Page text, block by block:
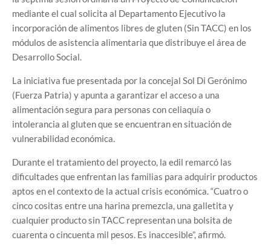
mediante el cual solicita al Departamento Ejecutivo la
incorporación de alimentos libres de gluten (Sin TACC) en los
módulos de asistencia alimentaria que distribuye el área de
Desarrollo Social.
La iniciativa fue presentada por la concejal Sol Di Gerónimo
(Fuerza Patria) y apunta a garantizar el acceso a una
alimentación segura para personas con celiaquía o
intolerancia al gluten que se encuentran en situación de
vulnerabilidad económica.
Durante el tratamiento del proyecto, la edil remarcó las
dificultades que enfrentan las familias para adquirir productos
aptos en el contexto de la actual crisis económica. “Cuatro o
cinco cositas entre una harina premezcla, una galletita y
cualquier producto sin TACC representan una bolsita de
cuarenta o cincuenta mil pesos. Es inaccesible”, afirmó.